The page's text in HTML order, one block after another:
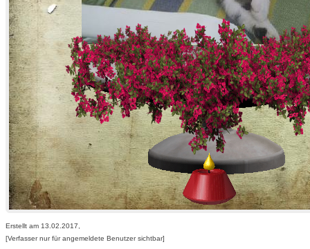
Erstellt am 13.02.2017,
[Verfasser nur für angemeldete Benutzer sichtbar]